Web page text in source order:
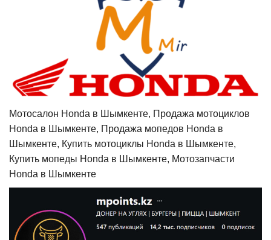
Мотосалон Honda в Шымкенте, Продажа мотоциклов
Honda в Шымкенте, Продажа мопедов Honda в
Шымкенте, Купить мотоциклы Honda в Шымкенте,
Купить мопеды Honda в Шымкенте, Мотозапчасти
Honda в Шымкенте